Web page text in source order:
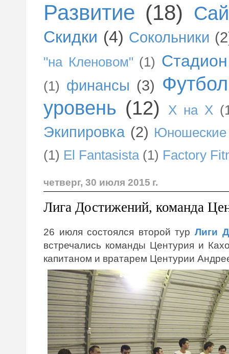
Развитие (18)
Скидки (4) Сокольники
"на Кленовом" (1)
(1) финансы (3)
уровень (12) Х на Х
Экипировка (2) Юношеские
(1) El Fantasista (1) Factory
четверг, 30 июля 2015 г.
Лига Достижений, команда
26 июля состоялся второй тур Лиги
встречались команды Центурия и
капитаном и вратарем Центурии